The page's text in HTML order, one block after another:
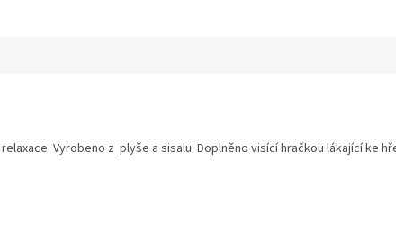
Vyrobeno z plyše a sisalu. Doplněno visící hračkou lákající ke